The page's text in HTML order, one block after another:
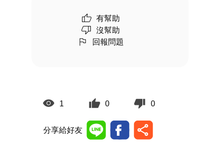
有幫助
沒幫助
回報問題
1 0 0
分享給好友